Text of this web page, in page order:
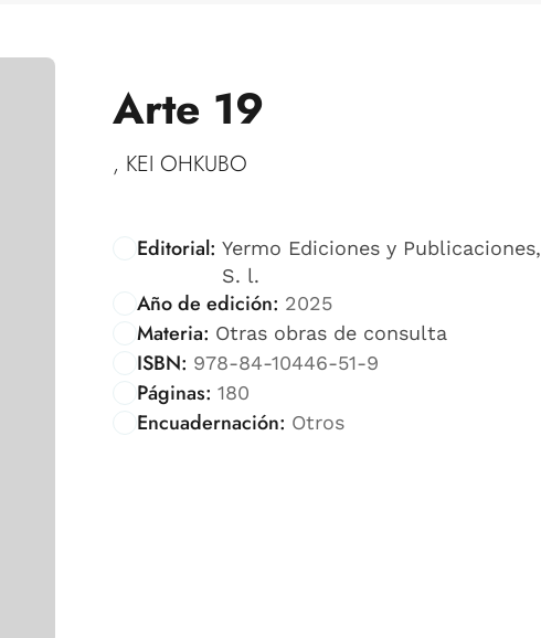
Arte 19
, KEI OHKUBO
Editorial: Yermo Ediciones y Publicaciones,
S. l.
Año de edición: 2025
Materia: Otras obras de consulta
ISBN: 978-84-10446-51-9
Páginas: 180
Encuadernación: Otros